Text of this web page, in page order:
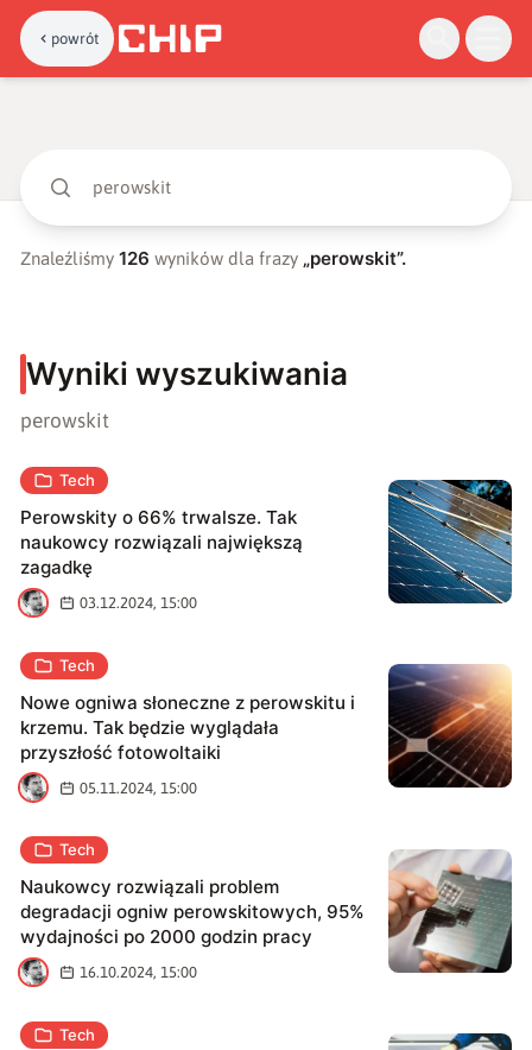
powrót
Znaleźliśmy 126 wyników dla frazy „perowskit”.
Wyniki wyszukiwania
perowskit
Tech
Perowskity o 66% trwalsze. Tak
naukowcy rozwiązali największą
zagadkę
M
03.12.2024, 15:00
Tech
Nowe ogniwa słoneczne z perowskitu i
krzemu. Tak będzie wyglądała
przyszłość fotowoltaiki
M
05.11.2024, 15:00
Tech
Naukowcy rozwiązali problem
degradacji ogniw perowskitowych, 95%
wydajności po 2000 godzin pracy
M
16.10.2024, 15:00
Tech